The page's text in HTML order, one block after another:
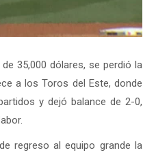
35,000 dólares, se perdió la
a los Toros del Este, donde
y dejó balance de 2-0,
regreso al equipo grande la